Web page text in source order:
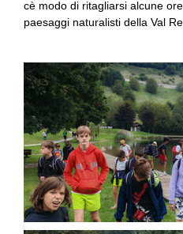
cè modo di ritagliarsi alcune
paesaggi naturalisti della Val